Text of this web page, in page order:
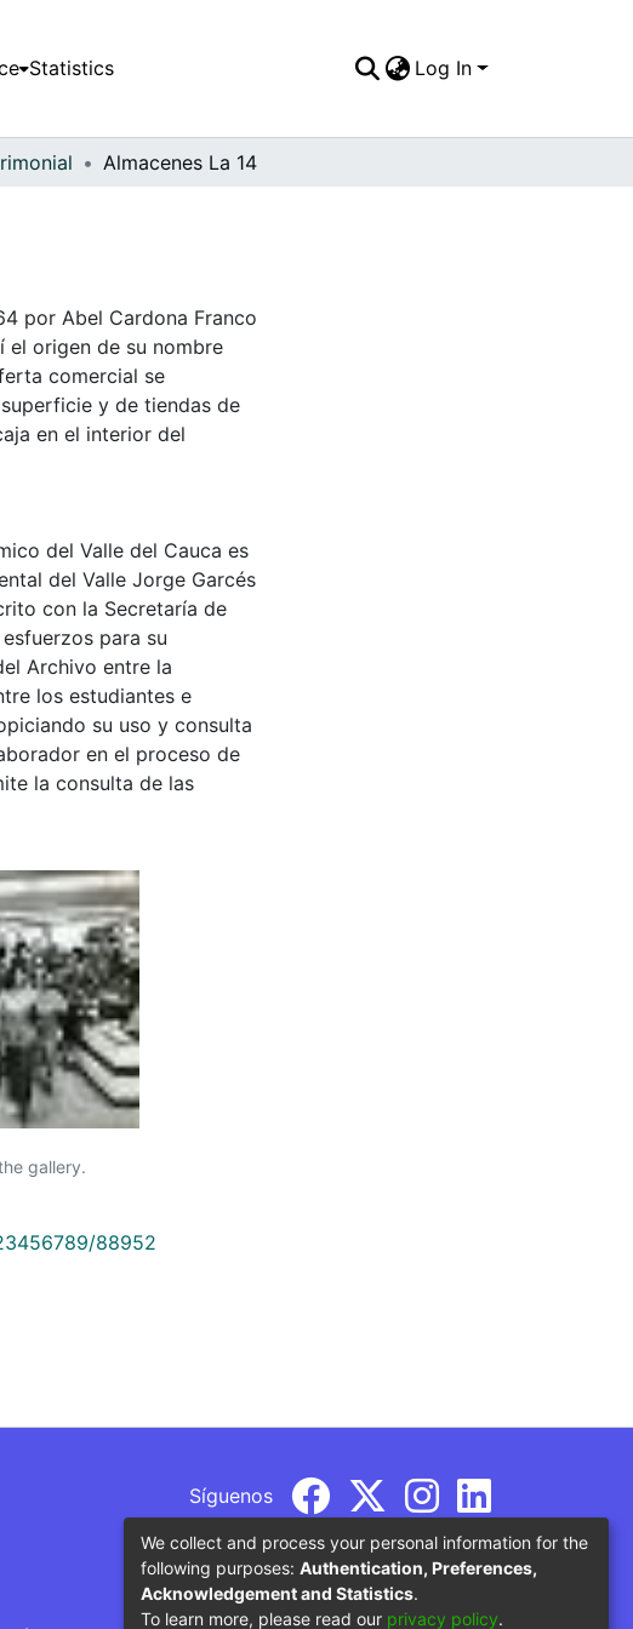
Statistics Log In
Almacenes La 14
por Abel Cardona Franco
el origen de su nombre
comercial se
y de tiendas de
en el interior del
del Valle del Cauca es
del Valle Jorge Garcés
con la Secretaría de
para su
Archivo entre la
los estudiantes e
su uso y consulta
en el proceso de
la consulta de las
gallery.
88952
Síguenos
We collect and process your personal information for the
following purposes: Authentication, Preferences,
Acknowledgement and Statistics.
To learn more, please read our privacy policy.